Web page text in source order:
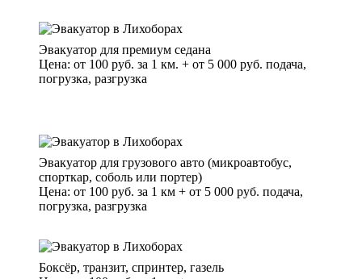
Эвакуатор для премиум седана
Цена: от 100 руб. за 1 км. + от 5 000 руб. подача,
погрузка, разгрузка
Эвакуатор для грузового авто (микроавтобус,
спорткар, соболь или портер)
Цена: от 100 руб. за 1 км + от 5 000 руб. подача,
погрузка, разгрузка
Боксёр, транзит, спринтер, газель